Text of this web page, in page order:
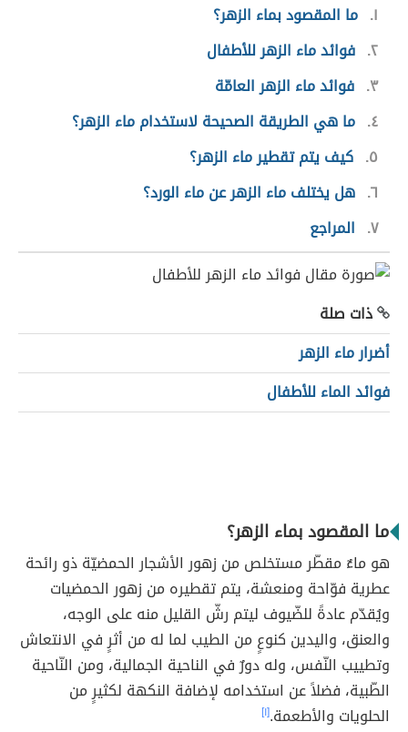
١ ما المقصود بماء الزهر؟
٢ فوائد ماء الزهر للأطفال
٣ فوائد ماء الزهر العامّة
٤ ما هي الطريقة الصحيحة لاستخدام ماء الزهر؟
٥ كيف يتم تقطير ماء الزهر؟
٦ هل يختلف ماء الزهر عن ماء الورد؟
٧ المراجع
ذات صلة
أضرار ماء الزهر
فوائد الماء للأطفال
ما المقصود بماء الزهر؟
هو ماءٌ مقطّر مستخلص من زهور الأشجار الحمضيّة ذو رائحة
عطرية فوّاحة ومنعشة، يتم تقطيره من زهور الحمضيات
ويُقدّم عادةً للضّيوف ليتم رشّ القليل منه على الوجه،
والعنق، واليدين كنوعٍ من الطيب لما له من أثرٍ في الانتعاش
وتطييب النّفس، وله دورٌ في الناحية الجمالية، ومن النّاحية
الطّبية، فضلاً عن استخدامه لإضافة النكهة لكثيرٍ من
الحلويات والأطعمة.[١]